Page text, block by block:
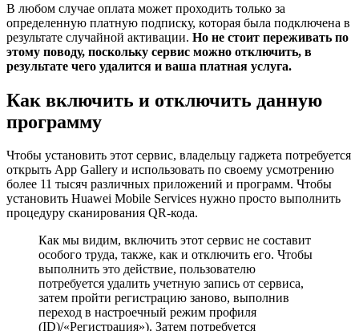
В любом случае оплата может проходить только за
определенную платную подписку, которая была подключена в
результате случайной активации. Но не стоит переживать по
этому поводу, поскольку сервис можно отключить, в
результате чего удалится и ваша платная услуга.
Как включить и отключить данную
программу
Чтобы установить этот сервис, владельцу гаджета потребуется
открыть App Gallery и использовать по своему усмотрению
более 11 тысяч различных приложений и программ. Чтобы
установить Huawei Mobile Services нужно просто выполнить
процедуру сканирования QR-кода.
Как мы видим, включить этот сервис не составит
особого труда, также, как и отключить его. Чтобы
выполнить это действие, пользователю
потребуется удалить учетную запись от сервиса,
затем пройти регистрацию заново, выполнив
переход в настроечный режим профиля
(ID)/«Регистрация»). Затем потребуется